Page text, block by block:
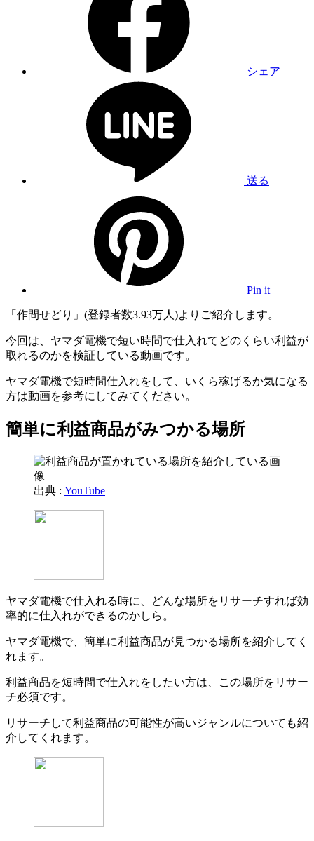
シェア
送る
Pin it
「作間せどり」(登録者数3.93万人)よりご紹介します。
今回は、ヤマダ電機で短い時間で仕入れてどのくらい利益が
取れるのかを検証している動画です。
ヤマダ電機で短時間仕入れをして、いくら稼げるか気になる
方は動画を参考にしてみてください。
簡単に利益商品がみつかる場所
出典 : YouTube
ヤマダ電機で仕入れる時に、どんな場所をリサーチすれば効
率的に仕入れができるのかしら。
ヤマダ電機で、簡単に利益商品が見つかる場所を紹介してく
れます。
利益商品を短時間で仕入れをしたい方は、この場所をリサー
チ必須です。
リサーチして利益商品の可能性が高いジャンルについても紹
介してくれます。